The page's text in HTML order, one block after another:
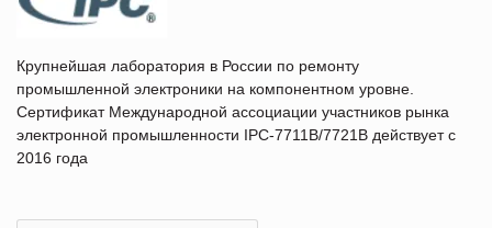
Крупнейшая лаборатория в России по ремонту
промышленной электроники на компонентном уровне.
Сертификат Международной ассоциации участников рынка
электронной промышленности IPC-7711B/7721B действует с
2016 года